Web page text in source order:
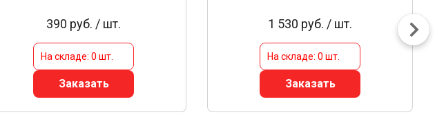
390 руб. / шт.
На складе: 0 шт.
Заказать
1 530 руб. / шт.
На складе: 0 шт.
Заказать